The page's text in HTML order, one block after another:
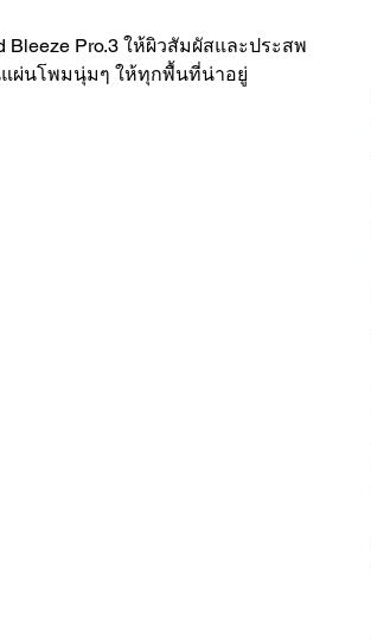
Pro.3 ให้ผิวสัมผัสและประสพ
ผ่นโพมนุ่มๆ ให้ทุกพื้นที่น่าอยู่